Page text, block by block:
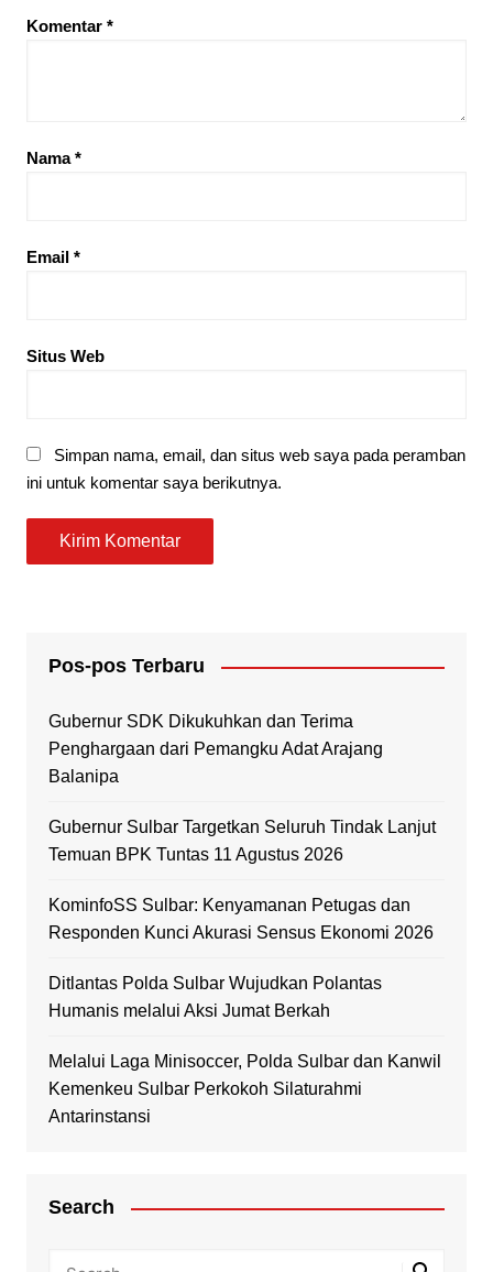
Komentar *
Nama*
Email *
Situs Web
Simpan nama, email, dan situs web saya pada peramban
ini untuk komentar saya berikutnya.
Pos-pos Terbaru
Gubernur SDK Dikukuhkan dan Terima
Penghargaan dari Pemangku Adat Arajang
Balanipa
Gubernur Sulbar Targetkan Seluruh Tindak Lanjut
Temuan BPK Tuntas 11 Agustus 2026
KominfoSS Sulbar: Kenyamanan Petugas dan
Responden Kunci Akurasi Sensus Ekonomi 2026
Ditlantas Polda Sulbar Wujudkan Polantas
Humanis melalui Aksi Jumat Berkah
Melalui Laga Minisoccer, Polda Sulbar dan Kanwil
Kemenkeu Sulbar Perkokoh Silaturahmi
Antarinstansi
Search